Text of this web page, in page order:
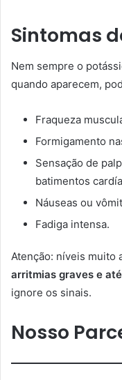
Sintomas
Nem sempre o
quando aparecem,
Fraqueza
Formigamento
Sensação de
batimentos
Náuseas ou
Fadiga intensa.
Atenção: níveis muito
arritmias graves e
ignore os sinais.
Nosso